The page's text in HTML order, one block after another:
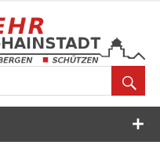
Feuerwehr
Breuberg-